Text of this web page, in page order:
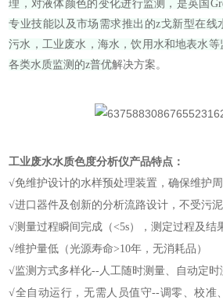
理，对液体颜色的变化进行监测，是英国
专业技能以及市场需求推出的z戈新型在线
污水，工业废水，海水，饮用水和地表水
各类水质监测的z普优解决方案。
工业废水水质色度分析仪产品特点：
√免维护设计的水样预处理装置，确保维护
√进口器件及创新的分析流路设计，不受污
√测量过程瞬间完成（<5s），测定过程及结
√维护量低（光源寿命>10年，无消耗品）
√监测方式多样化--人工随时测量、自动定
√全自动运行，无需人员值守--调零、校准